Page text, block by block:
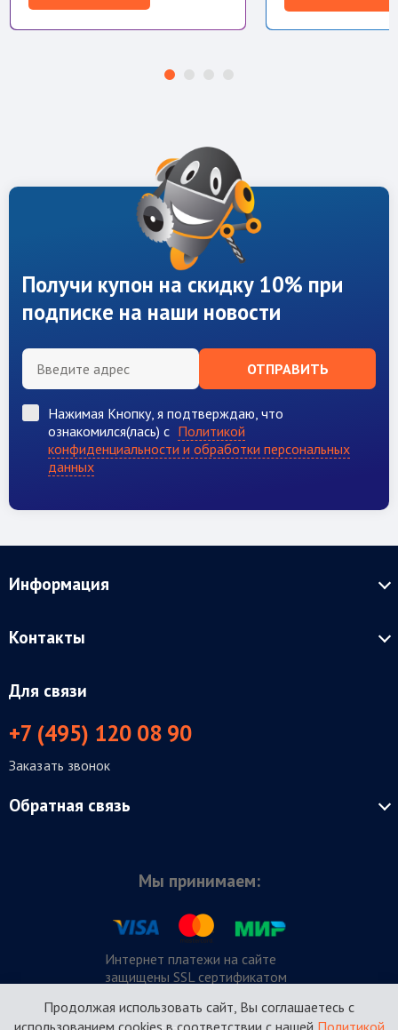
Получи купон на скидку 10% при
подписке на наши новости
ОТПРАВИТЬ
Нажимая Кнопку, я подтверждаю, что
ознакомился(лась) с Политикой
конфиденциальности и обработки персональных
данных
Информация
Контакты
Для связи
+7 (495) 120 08 90
Заказать звонок
Обратная связь
Мы принимаем:
Интернет платежи на сайте
защищены SSL сертификатом
Продолжая использовать сайт, Вы соглашаетесь с
использованием cookies в соответствии с нашей Политикой